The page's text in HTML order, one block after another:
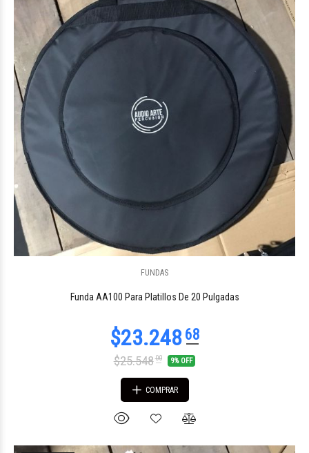
FUNDAS
Funda AA100 Para Platillos De 20 Pulgadas
$25.54800 9% OFF
COMPRAR
$27.072 50